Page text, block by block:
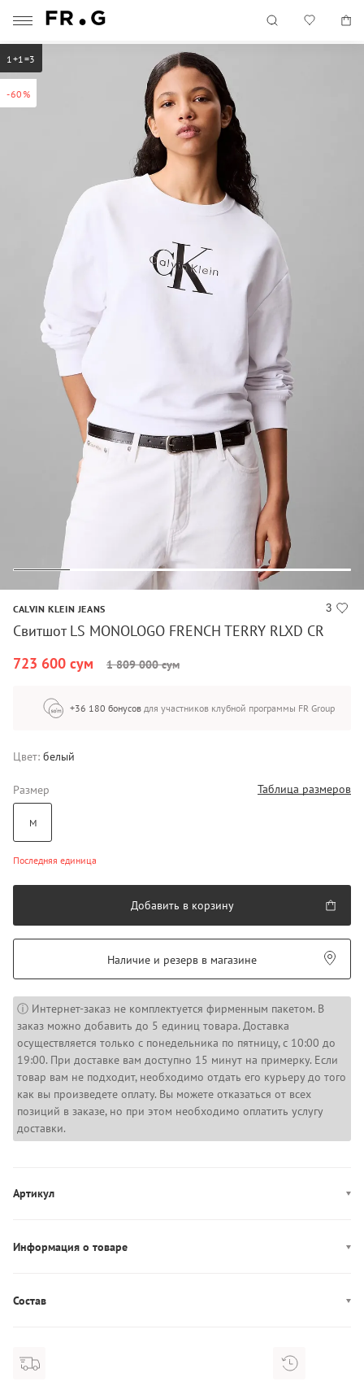
-60%
1+1=3
3
CALVIN KLEIN JEANS
Свитшот LS MONOLOGO FRENCH TERRY RLXD CR
723 600 сум
1 809 000 сум
+36 180 бонусов для участников клубной программы FR Group
Цвет: белый
Размер Таблица размеров
M
Последняя единица
Добавить в корзину
Наличие и резерв в магазине
ⓘ Интернет-заказ не комплектуется фирменным пакетом. В
заказ можно добавить до 5 единиц товара. Доставка
осуществляется только с понедельника по пятницу, с 10:00 до
19:00. При доставке вам доступно 15 минут на примерку. Если
товар вам не подходит, необходимо отдать его курьеру до того
как вы произведете оплату. Вы можете отказаться от всех
позиций в заказе, но при этом необходимо оплатить услугу
доставки.
Артикул
Информация о товаре
Состав